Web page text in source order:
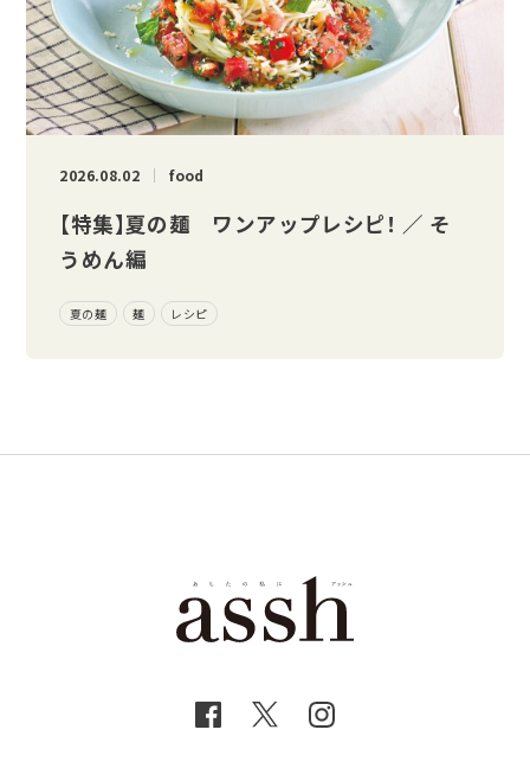
2026.08.02 food
【特集】夏の麺 ワンアップレシピ！ ／ そ
うめん編
夏の麺 麺 レシピ